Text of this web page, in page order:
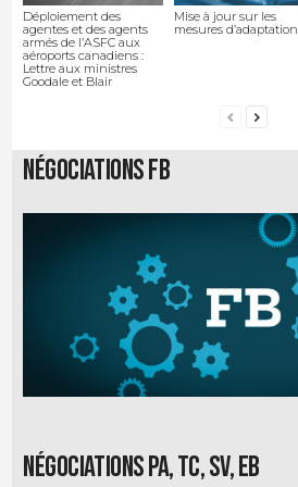
Déploiement des
agentes et des agents
armés de l’ASFC aux
aéroports canadiens :
Lettre aux ministres
Goodale et Blair
Mise à jour sur les
mesures d’adaptation
Négociations FB
Négociations PA, TC, SV, EB